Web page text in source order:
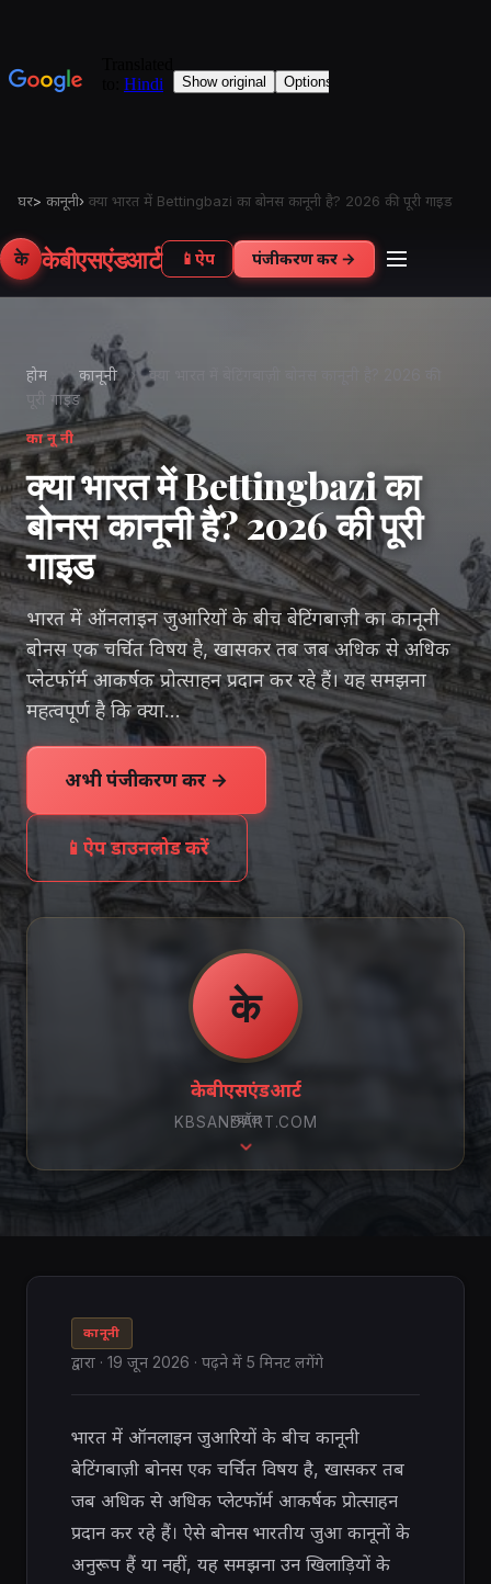
घर> कानूनी› क्या भारत में Bettingbazi का बोनस कानूनी है? 2026 की पूरी गाइड
के केबीएसएंडआर्ट 📱 ऐप पंजीकरण करें →
होम › कानूनी ›
क्या भारत में बेटिंगबाज़ी बोनस कानूनी है? 2026 की
पूरी गाइड
कानूनी
क्या भारत में Bettingbazi का
बोनस कानूनी है? 2026 की पूरी
गाइड
भारत में ऑनलाइन जुआरियों के बीच बेटिंगबाज़ी का कानूनी
बोनस एक चर्चित विषय है, खासकर तब जब अधिक से अधिक
प्लेटफॉर्म आकर्षक प्रोत्साहन प्रदान कर रहे हैं। यह समझना
महत्वपूर्ण है कि क्या...
अभी पंजीकरण करें →
📱 ऐप डाउनलोड करें
के
केबीएसएंडआर्ट
KBSANDART.COM
स्क्रॉल
कानूनी
द्वारा · 19 जून 2026 · पढ़ने में 5 मिनट लगेंगे
भारत में ऑनलाइन जुआरियों के बीच कानूनी
बेटिंगबाज़ी बोनस एक चर्चित विषय है, खासकर तब
जब अधिक से अधिक प्लेटफॉर्म आकर्षक प्रोत्साहन
प्रदान कर रहे हैं। ऐसे बोनस भारतीय जुआ कानूनों के
अनुरूप हैं या नहीं, यह समझना उन खिलाड़ियों के